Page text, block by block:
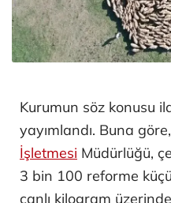
Kurumun söz konusu
yayımlandı. Buna
İşletmesi Müdürlüğü,
3 bin 100 reforme
canlı kilogram